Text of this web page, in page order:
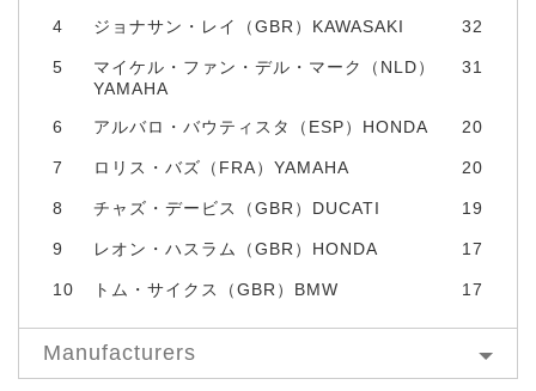
4 ジョナサン・レイ（GBR）KAWASAKI 32
5
マイケル・ファン・デル・マーク（NLD）
YAMAHA
31
6 アルバロ・バウティスタ（ESP）HONDA 20
7 ロリス・バズ（FRA）YAMAHA 20
8 チャズ・デービス（GBR）DUCATI 19
9 レオン・ハスラム（GBR）HONDA 17
10 トム・サイクス（GBR）BMW 17
Manufacturers